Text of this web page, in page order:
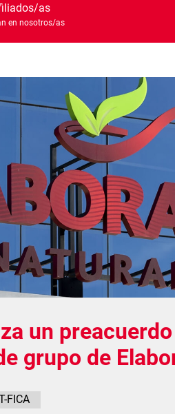
as
en nosotros/as
un
grupo de
FICA